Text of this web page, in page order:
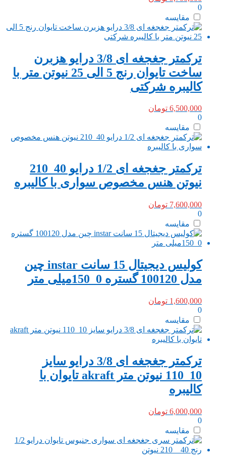
0
مقایسه
ترکمتر جغجغه ای 3/8 درایو هزبرن
ساخت تایوان رنج 5 الی 25 نیوتن متر با
کالیبره شرکتی
6,500,000 تومان
0
مقایسه
ترکمتر جغجغه ای 1/2 درایو 40_210
نیوتن هنس مخصوص سواری با کالیبره
7,600,000 تومان
0
مقایسه
کولیس دیجیتال 15 سانت instar چین
مدل 100120 گستره 0_150میلی متر
1,600,000 تومان
0
مقایسه
ترکمتر جغجغه ای 3/8 درایو سایز
10_110 نیوتن متر akraft تایوان با
کالیبره
6,000,000 تومان
0
مقایسه